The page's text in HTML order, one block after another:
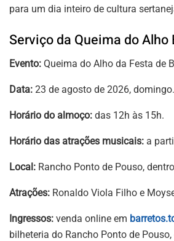
para um dia inteiro de cultura
Serviço da Queima do
Evento: Queima do Alho da Festa de
Data: 23 de agosto de 2026, domingo.
Horário do almoço: das 12h às 15h.
Horário das atrações musicais: a
Local: Rancho Ponto de Pouso,
Atrações: Ronaldo Viola Filho e
Ingressos: venda online em
bilheteria do Rancho Ponto de